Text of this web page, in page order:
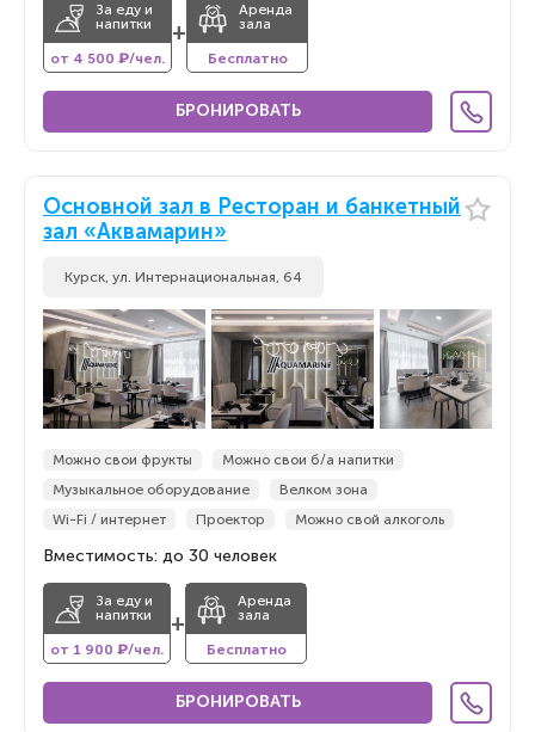
За еду и
напитки
от 4 500 ₽/чел.
+
Аренда
зала
Бесплатно
БРОНИРОВАТЬ
Основной зал в Ресторан и банкетный
зал «Аквамарин»
Курск, ул. Интернациональная, 64
Можно свои фрукты
Можно свои б/а напитки
Музыкальное оборудование
Велком зона
Wi-Fi / интернет
Проектор Можно свой алкоголь
Вместимость: до 30 человек
За еду и
напитки
от 1 900 ₽/чел.
+
Аренда
зала
Бесплатно
БРОНИРОВАТЬ